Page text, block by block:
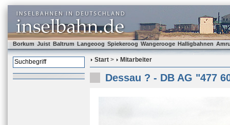
Borkum Juist Baltrum Langeoog Spiekeroog Wangerooge Halligbahnen
Start > Mitarbeiter
Dessau ? - DB AG "477